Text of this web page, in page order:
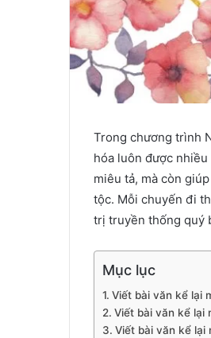
Trong chương trình
hóa luôn được
miêu tả, mà còn
tộc. Mỗi chuyến đi
trị truyền thống quý
Mục lục
Viết bài văn kể lại
Viết bài văn kể lại
Viết bài văn kể lại